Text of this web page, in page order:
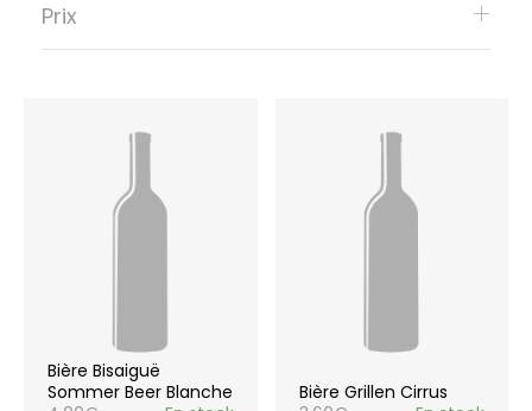
Bière Bisaiguë
Sommer Beer Blanche
Bière Grillen Cirrus
Prix